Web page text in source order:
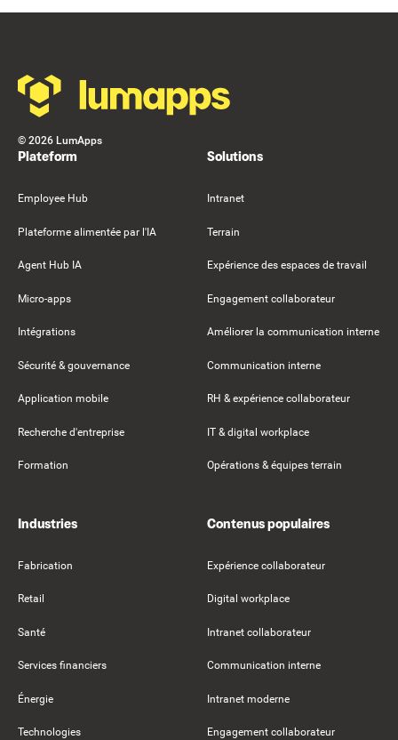
© 2026 LumApps
Plateform
Employee Hub
Plateforme alimentée par l'IA
Agent Hub IA
Micro-apps
Intégrations
Sécurité & gouvernance
Application mobile
Recherche d'entreprise
Formation
Solutions
Intranet
Terrain
Expérience des espaces de travail
Engagement collaborateur
Améliorer la communication interne
Communication interne
RH & expérience collaborateur
IT & digital workplace
Opérations & équipes terrain
Industries
Fabrication
Retail
Santé
Services financiers
Énergie
Technologies
Contenus populaires
Expérience collaborateur
Digital workplace
Intranet collaborateur
Communication interne
Intranet moderne
Engagement collaborateur